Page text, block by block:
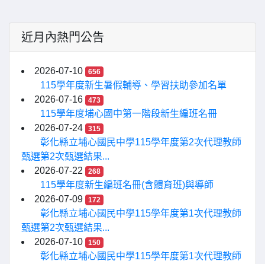
近月內熱門公告
2026-07-10 656
115學年度新生暑假輔導、學習扶助參加名單
2026-07-16
473
115學年度埔心國中第一階段新生編班名冊
2026-07-24
315
彰化縣立埔心國民中學115學年度第2次代理教師
甄選第2次甄選結果...
2026-07-22
268
115學年度新生編班名冊(含體育班)與導師
2026-07-09
172
彰化縣立埔心國民中學115學年度第1次代理教師
甄選第2次甄選結果...
2026-07-10
150
彰化縣立埔心國民中學115學年度第1次代理教師